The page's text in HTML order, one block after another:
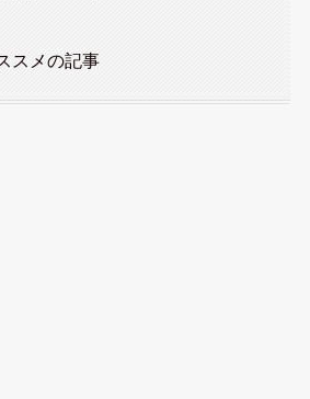
スメの記事